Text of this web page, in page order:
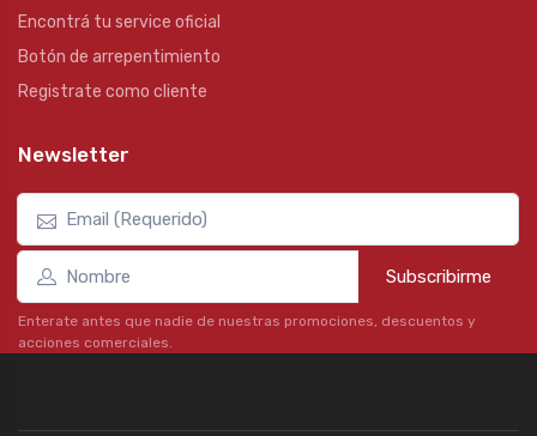
Encontrá tu service oficial
Botón de arrepentimiento
Registrate como cliente
Newsletter
Subscribirme
Enterate antes que nadie de nuestras promociones, descuentos y
acciones comerciales.